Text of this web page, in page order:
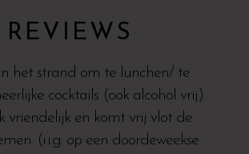
REVIEWS
het strand om te lunchen/ te
cocktails (ook alcohol vrij).
vriendelijk en komt vrij vlot de
(i.i.g. op een doordeweekse